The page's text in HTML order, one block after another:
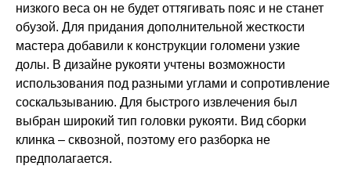
низкого веса он не будет оттягивать пояс и не станет
обузой. Для придания дополнительной жесткости
мастера добавили к конструкции голомени узкие
долы. В дизайне рукояти учтены возможности
использования под разными углами и сопротивление
соскальзыванию. Для быстрого извлечения был
выбран широкий тип головки рукояти. Вид сборки
клинка – сквозной, поэтому его разборка не
предполагается.